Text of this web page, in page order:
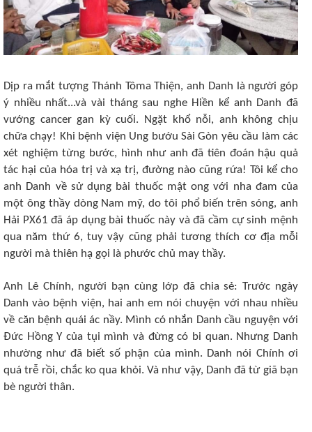
Dịp ra mắt tượng Thánh Tôma Thiện, anh Danh là người góp
ý nhiều nhất...và vài tháng sau nghe Hiền kể anh Danh đã
vướng cancer gan kỳ cuối. Ngặt khổ nỗi, anh không chịu
chữa chạy! Khi bệnh viện Ung bướu Sài Gòn yêu cầu làm các
xét nghiệm từng bước, hình như anh đã tiên đoán hậu quả
tác hại của hóa trị và xạ trị, đường nào cũng rứa! Tôi kể cho
anh Danh về sử dụng bài thuốc mật ong với nha đam của
một ông thầy dòng Nam mỹ, do tôi phổ biến trên sóng, anh
Hải PX61 đã áp dụng bài thuốc này và đã cầm cự sinh mệnh
qua năm thứ 6, tuy vậy cũng phải tương thích cơ địa mỗi
người mà thiên hạ gọi là phước chủ may thầy.
Anh Lê Chính, người bạn cùng lớp đã chia sẻ: Trước ngày
Danh vào bệnh viện, hai anh em nói chuyện với nhau nhiều
về căn bệnh quái ác nầy. Mình có nhắn Danh cầu nguyện với
Đức Hồng Y của tụi mình và đừng có bi quan. Nhưng Danh
nhường như đã biết số phận của mình. Danh nói Chính ơi
quá trễ rồi, chắc ko qua khỏi. Và như vậy, Danh đã từ giã bạn
bè người thân.